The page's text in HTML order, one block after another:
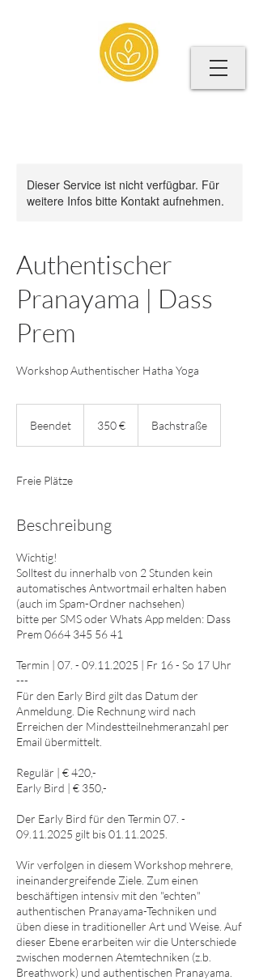
Dieser Service ist nicht verfügbar. Für
weitere Infos bitte Kontakt aufnehmen.
Authentischer
Pranayama | Dass
Prem
Workshop Authentischer Hatha Yoga
Beendet
d
t
350 € Bachstraße
Freie Plätze
Beschreibung
Wichtig!
Solltest du innerhalb von 2 Stunden kein
automatisches Antwortmail erhalten haben
(auch im Spam-Ordner nachsehen)
bitte per SMS oder Whats App melden: Dass
Prem 0664 345 56 41
Termin | 07. - 09.11.2025 | Fr 16 - So 17 Uhr
---
Für den Early Bird gilt das Datum der
Anmeldung. Die Rechnung wird nach
Erreichen der Mindestteilnehmeranzahl per
Email übermittelt.
Regulär | € 420,-
Early Bird | € 350,-
Der Early Bird für den Termin 07. -
09.11.2025 gilt bis 01.11.2025.
Wir verfolgen in diesem Workshop mehrere,
ineinandergreifende Ziele. Zum einen
beschäftigen intensiv mit den "echten"
authentischen Pranayama-Techniken und
üben diese in traditioneller Art und Weise. Auf
dieser Ebene erarbeiten wir die Unterschiede
zwischen modernen Atemtechniken (z.b.
Breathwork) und authentischen Pranayama.